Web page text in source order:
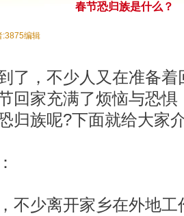
春节恐归族是什么？
:3875编辑
，不少人又在准备着
回家充满了烦恼与恐
归族呢?下面就给大家
少离开家乡在外地工